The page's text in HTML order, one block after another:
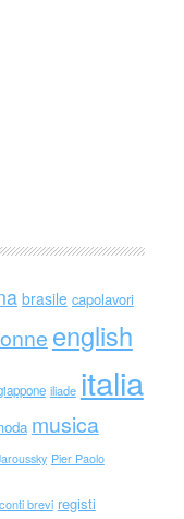
brasile capolavori
english
iliade italia
musica
Pier Paolo
brevi registi